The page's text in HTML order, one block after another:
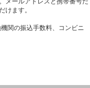
けます。
関の振込手数料、コンビニ